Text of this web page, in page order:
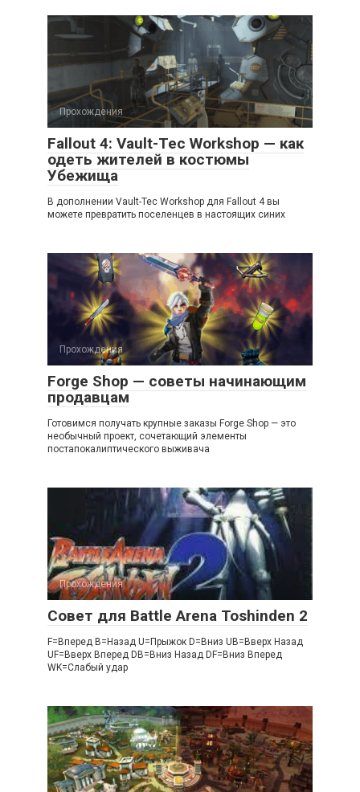
Прохождения
Fallout 4: Vault-Tec Workshop — как
одеть жителей в костюмы
Убежища
В дополнении Vault-Tec Workshop для Fallout 4 вы
можете превратить поселенцев в настоящих синих
Прохождения
Forge Shop — советы начинающим
продавцам
Готовимся получать крупные заказы Forge Shop — это
необычный проект, сочетающий элементы
постапокалиптического выживача
Прохождения
Совет для Battle Arena Toshinden 2
F=Вперед B=Назад U=Прыжок D=Вниз UB=Вверх Назад
UF=Вверх Вперед DB=Вниз Назад DF=Вниз Вперед
WK=Слабый удар